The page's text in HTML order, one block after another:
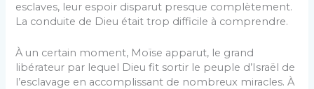
esclaves, leur espoir disparut presque complètement.
La conduite de Dieu était trop difficile à comprendre.
À un certain moment, Moïse apparut, le grand
libérateur par lequel Dieu fit sortir le peuple d’Israël de
l’esclavage en accomplissant de nombreux miracles. À